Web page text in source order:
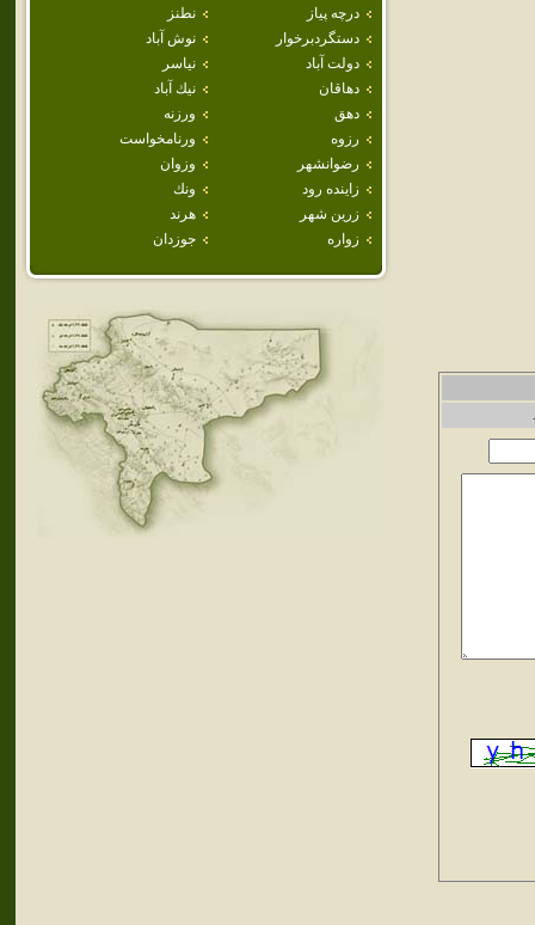
درچه پياز
نطنز
دستگردبرخوار
نوش آباد
دولت آباد
نياسر
دهاقان
نيك آباد
دهق
ورزنه
رزوه
ورنامخواست
رضوانشهر
وزوان
زاينده رود
ونك
زرين شهر
هرند
زواره
جوزدان